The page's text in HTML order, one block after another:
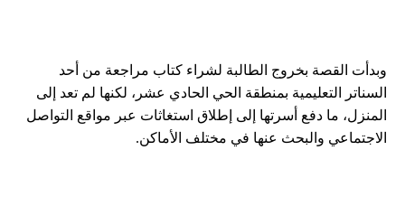
وبدأت القصة بخروج الطالبة لشراء كتاب مراجعة من أحد
السناتر التعليمية بمنطقة الحي الحادي عشر، لكنها لم تعد إلى
المنزل، ما دفع أسرتها إلى إطلاق استغاثات عبر مواقع التواصل
الاجتماعي والبحث عنها في مختلف الأماكن.